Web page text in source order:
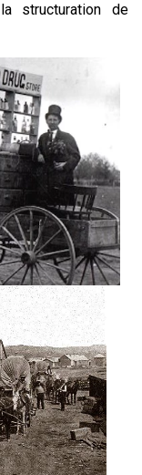
structuration de